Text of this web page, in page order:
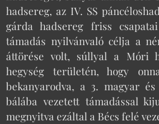
hadsereg, az IV. SS
gárda hadsereg friss
támadás nyilvánvaló célja a
áttörése volt, súllyal a Móri
hegység területén, hogy
bekanyarodva, a 3. magyar
bálába vezetett támadással
megnyitva ezáltal a Bécs felé